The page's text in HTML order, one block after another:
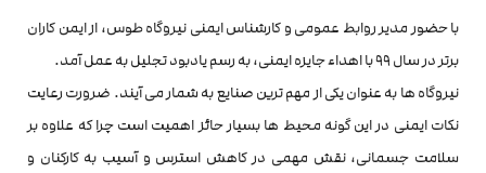
با حضور مدیر روابط عمومی و کارشناس ایمنی نیروگاه طوس، از ایمن کاران
برتر در سال ۹۹ با اهداء جایزه ایمنی، به رسم یادبود تجلیل به عمل آمد.
نیروگاه ها به عنوان یکی از مهم ترین صنایع به شمار می آیند. ضرورت رعایت
نکات ایمنی در این گونه محیط ها بسیار حائز اهمیت است چرا که علاوه بر
سلامت جسمانی، نقش مهمی در کاهش استرس و آسیب به کارکنان و